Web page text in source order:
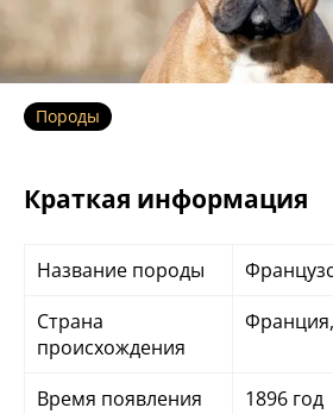
Породы
Краткая информация
Название породы
Страна
происхождения
Время появления
1896 год